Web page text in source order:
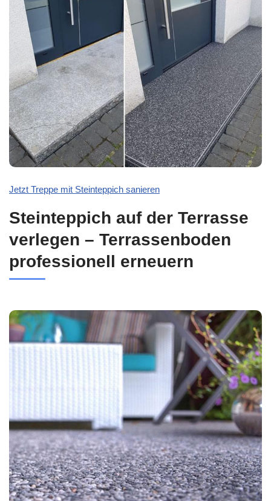
Jetzt Treppe mit Steinteppich sanieren
Steinteppich auf der Terrasse
verlegen – Terrassenboden
professionell erneuern